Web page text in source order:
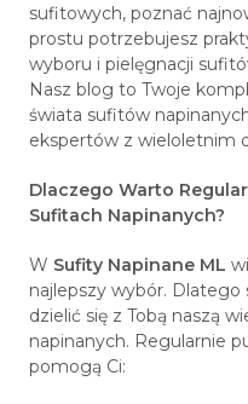
sufitowych, poznać
prostu potrzebujesz
wyboru i pielęgnacji
Nasz blog to Twoje
świata sufitów
ekspertów z wieloletnim
Dlaczego Warto
Sufitach Napinanych?
W Sufity Napinane ML
najlepszy wybór.
dzielić się z Tobą naszą
napinanych. Regularnie
pomogą Ci: